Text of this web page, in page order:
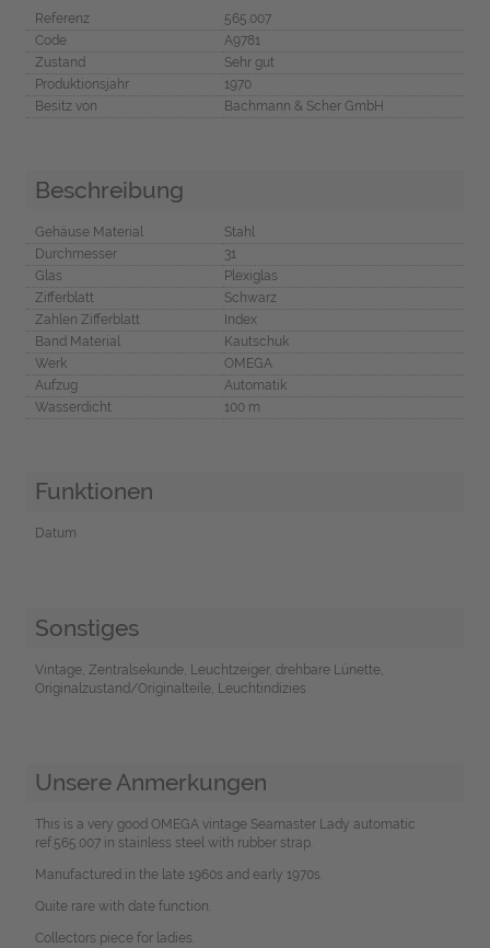
Referenz
565.007
Code
A9781
Zustand
Sehr gut
Produktionsjahr
1970
Besitz von
Bachmann & Scher GmbH
Beschreibung
Gehäuse Material
Stahl
Durchmesser
31
Glas
Plexiglas
Zifferblatt
Schwarz
Zahlen Zifferblatt
Index
Band Material
Kautschuk
Werk
OMEGA
Aufzug
Automatik
Wasserdicht
100 m
Funktionen
Datum
Sonstiges
Vintage, Zentralsekunde, Leuchtzeiger, drehbare Lünette,
Originalzustand/Originalteile, Leuchtindizies
Unsere Anmerkungen
This is a very good OMEGA vintage Seamaster Lady automatic
ref.565.007 in stainless steel with rubber strap.
Manufactured in the late 1960s and early 1970s.
Quite rare with date function.
Collectors piece for ladies.